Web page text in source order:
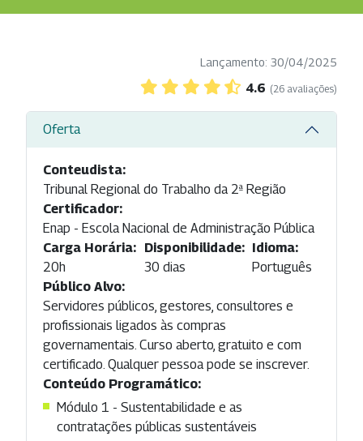
Lançamento: 30/04/2025
4.6 (26 avaliações)
Oferta
Conteudista:
Tribunal Regional do Trabalho da 2ª Região
Certificador:
Enap - Escola Nacional de Administração Pública
Carga Horária:
20h
Disponibilidade:
30 dias
Idioma:
Português
Público Alvo:
Servidores públicos, gestores, consultores e
profissionais ligados às compras
governamentais. Curso aberto, gratuito e com
certificado. Qualquer pessoa pode se inscrever.
Conteúdo Programático:
Módulo 1 - Sustentabilidade e as
contratações públicas sustentáveis